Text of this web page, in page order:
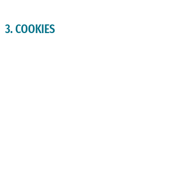
3. COOKIES